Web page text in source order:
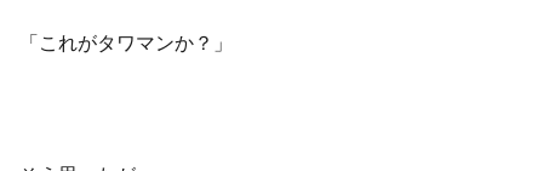
「これがタワマンか？」